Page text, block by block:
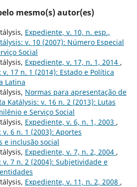
mesmo(s) autor(es)
Expediente, v. 10, n. esp.,
v. 10 (2007): Número Especial
Social
Expediente, v. 17, n. 1, 2014 ,
v. 17 n. 1 (2014): Estado e Política
Latina
Normas para apresentação de
Katálysis: v. 16 n. 2 (2013): Lutas
e Serviço Social
Expediente, v. 6, n. 1, 2003 ,
v. 6 n. 1 (2003): Aportes
e inclusão social
Expediente, v. 7, n. 2, 2004 ,
v. 7 n. 2 (2004): Subjetividade e
Expediente, v. 11, n. 2, 2008 ,